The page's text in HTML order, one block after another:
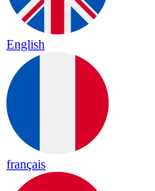
English
français